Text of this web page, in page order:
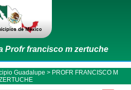
Profr francisco m zertuche
Guadalupe > PROFR FRANCISCO M